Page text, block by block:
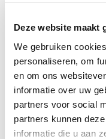
Deze website maakt
We gebruiken
personaliseren, om
en om ons
informatie over uw
partners voor social
partners kunnen
informatie die u aan
Direct kokend-
wordt
Het PRO3
en heeft een
reservoir levert
Quooker en kan